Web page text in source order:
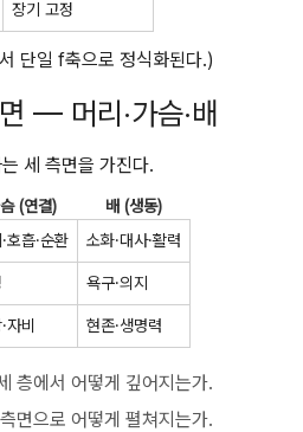
장기 고정
단일 f축으로 정식화된다.)
— 머리·가슴·배
세 측면을 가진다.
(연결)
배 (생동)
호흡·순환 소화·대사·활력
욕구·의지
자비 현존·생명력
층에서 어떻게 깊어지는가.
면으로 어떻게 펼쳐지는가.